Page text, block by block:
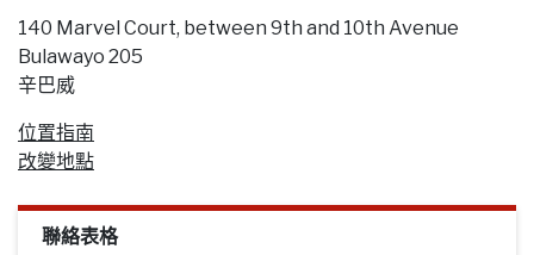
140 Marvel Court, between 9th and 10th Avenue
Bulawayo 205
辛巴威
位置指南
改變地點
聯絡表格